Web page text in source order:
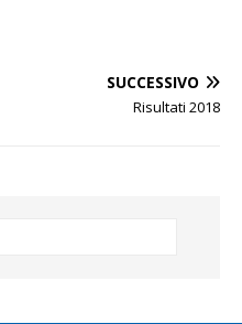
SUCCESSIVO
Risultati 2018